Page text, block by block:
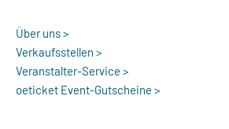
Über uns >
Verkaufsstellen >
Veranstalter-Service >
oeticket Event-Gutscheine >